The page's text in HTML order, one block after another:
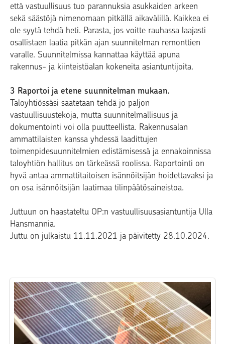
että vastuullisuus tuo parannuksia asukkaiden arkeen
sekä säästöjä nimenomaan pitkällä aikavälillä. Kaikkea ei
ole syytä tehdä heti. Parasta, jos voitte rauhassa laajasti
osallistaen laatia pitkän ajan suunnitelman remonttien
varalle. Suunnitelmissa kannattaa käyttää apuna
rakennus- ja kiinteistöalan kokeneita asiantuntijoita.
3 Raportoi ja etene suunnitelman mukaan.
Taloyhtiössäsi saatetaan tehdä jo paljon
vastuullisuustekoja, mutta suunnitelmallisuus ja
dokumentointi voi olla puutteellista. Rakennusalan
ammattilaisten kanssa yhdessä laadittujen
toimenpidesuunnitelmien edistämisessä ja ennakoinnissa
taloyhtiön hallitus on tärkeässä roolissa. Raportointi on
hyvä antaa ammattitaitoisen isännöitsijän hoidettavaksi ja
on osa isännöitsijän laatimaa tilinpäätösaineistoa.
Juttuun on haastateltu OP:n vastuullisuusasiantuntija Ulla
Hansmannia.
Juttu on julkaistu 11.11.2021 ja päivitetty 28.10.2024.